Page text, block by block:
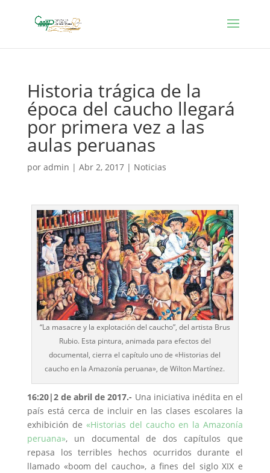
Historia trágica de la
época del caucho llegará
por primera vez a las
aulas peruanas
por admin | Abr 2, 2017| Noticias
“La masacre y la explotación del caucho”, del artista Brus
Rubio. Esta pintura, animada para efectos del
documental, cierra el capítulo uno de «Historias del
caucho en la Amazonía peruana», de Wilton Martínez.
16:20|2 de abril de 2017.- Una iniciativa inédita en el
país está cerca de incluir en las clases escolares la
exhibición de «Historias del caucho en la Amazonía
peruana», un documental de dos capítulos que
repasa los terribles hechos ocurridos durante el
llamado «boom del caucho», a fines del siglo XIX e